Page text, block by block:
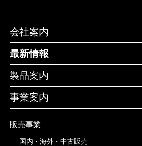
会社案内
最新情報
製品案内
事業案内
販売事業
国内・海外・中古販売